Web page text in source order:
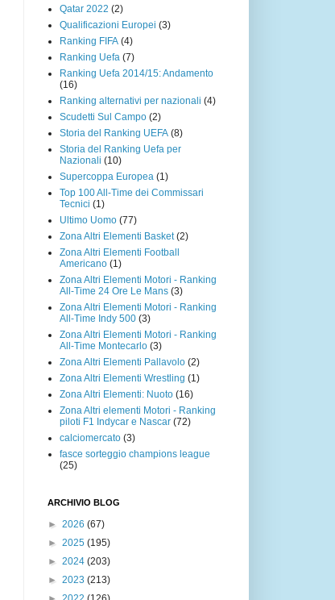
Qatar 2022 (2)
Qualificazioni Europei (3)
Ranking FIFA (4)
Ranking Uefa (7)
Ranking Uefa 2014/15: Andamento
(16)
Ranking alternativi per nazionali (4)
Scudetti Sul Campo (2)
Storia del Ranking UEFA (8)
Storia del Ranking Uefa per
Nazionali (10)
Supercoppa Europea (1)
Top 100 All-Time dei Commissari
Tecnici (1)
Ultimo Uomo (77)
Zona Altri Elementi Basket (2)
Zona Altri Elementi Football
Americano (1)
Zona Altri Elementi Motori - Ranking
All-Time 24 Ore Le Mans (3)
Zona Altri Elementi Motori - Ranking
All-Time Indy 500 (3)
Zona Altri Elementi Motori - Ranking
All-Time Montecarlo (3)
Zona Altri Elementi Pallavolo (2)
Zona Altri Elementi Wrestling (1)
Zona Altri Elementi: Nuoto (16)
Zona Altri elementi Motori - Ranking
piloti F1 Indycar e Nascar (72)
calciomercato (3)
fasce sorteggio champions league
(25)
ARCHIVIO BLOG
► 2026 (67)
► 2025 (195)
► 2024 (203)
► 2023 (213)